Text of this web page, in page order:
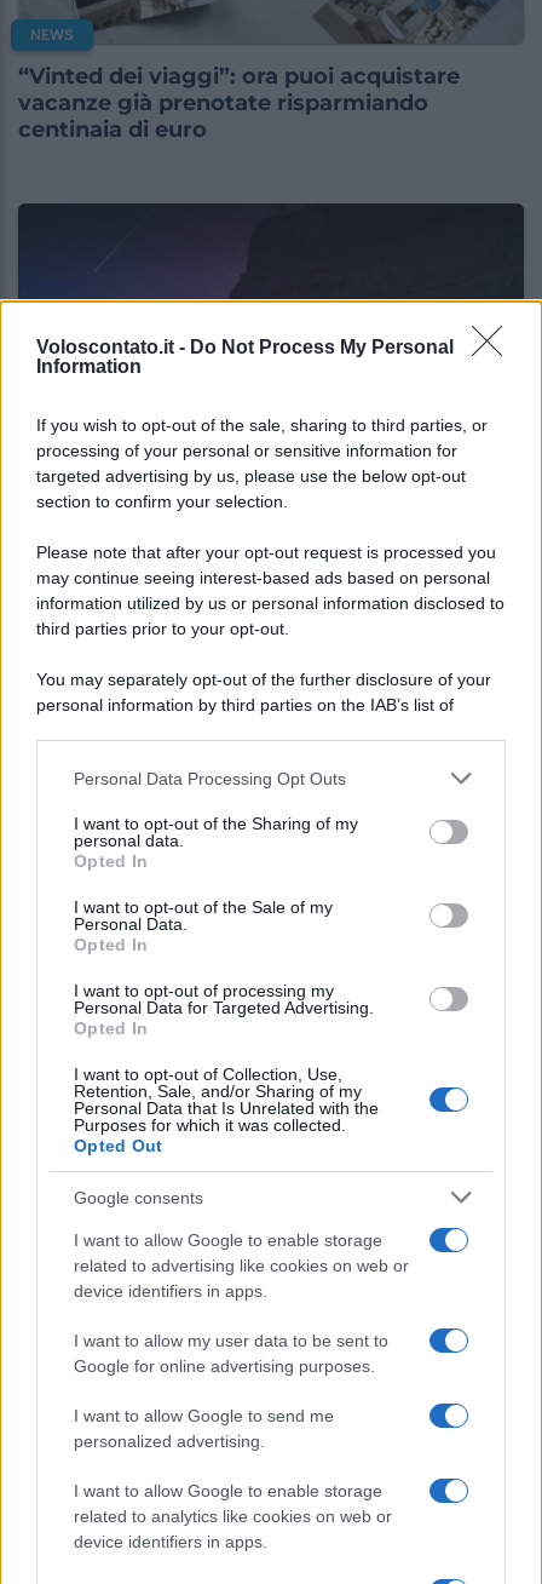
Voloscontato.it - Do Not Process My Personal
Information
If you wish to opt-out of the sale, sharing to third parties, or
processing of your personal or sensitive information for
targeted advertising by us, please use the below opt-out
section to confirm your selection.
Please note that after your opt-out request is processed you
may continue seeing interest-based ads based on personal
information utilized by us or personal information disclosed to
third parties prior to your opt-out.
You may separately opt-out of the further disclosure of your
personal information by third parties on the IAB’s list of
This information may also be disclosed by us to third parties
disclose it to other third parties.
Please note that this website/app uses one or more Google
services and may gather and store information including but
not limited to your visit or usage behaviour. You may click to
grant or deny consent to Google and its third-party tags to
consent section.
Personal Data Processing Opt Outs
I want to opt-out of the Sharing of my
personal data.
Opted In
I want to opt-out of the Sale of my
Personal Data.
Opted In
I want to opt-out of processing my
Personal Data for Targeted Advertising.
Opted In
I want to opt-out of Collection, Use,
Retention, Sale, and/or Sharing of my
Personal Data that Is Unrelated with the
Purposes for which it was collected.
Opted Out
Google consents
I want to allow Google to enable storage
related to advertising like cookies on web or
device identifiers in apps.
I want to allow my user data to be sent to
Google for online advertising purposes.
I want to allow Google to send me
personalized advertising.
I want to allow Google to enable storage
related to analytics like cookies on web or
device identifiers in apps.
NEWS
“Vinted dei viaggi”: ora puoi acquistare
vacanze già prenotate risparmiando
centinaia di euro
NEWS
La notte di San Lorenzo quest’anno
potrebbe sorprendere più del previsto
Lo sapevi che...
Due siti UNESCO nello stesso luogo: il
tesoro della Puglia che sorprende tutti
Mai così tante città italiane tra le più
care d’Europa: la classifica 2026 fa
discutere
Rientro dalla Spagna, attenzione ai
controlli: cosa cambia negli aeroporti
CHI
SIAMO
PARTNERSHIP E
ACCREDITAMENTI
© 2026 - VOLOSCONTATO CONSIGLI E DIARI DI VIAGGIO - P.IVA
04827280654 – TESTATA REGISTRATA AL TRIBUNALE DI NOCERA
35792 – ISCRITTA ALL’ANSO (ASSOCIAZIONE NAZIONALE STAMPA